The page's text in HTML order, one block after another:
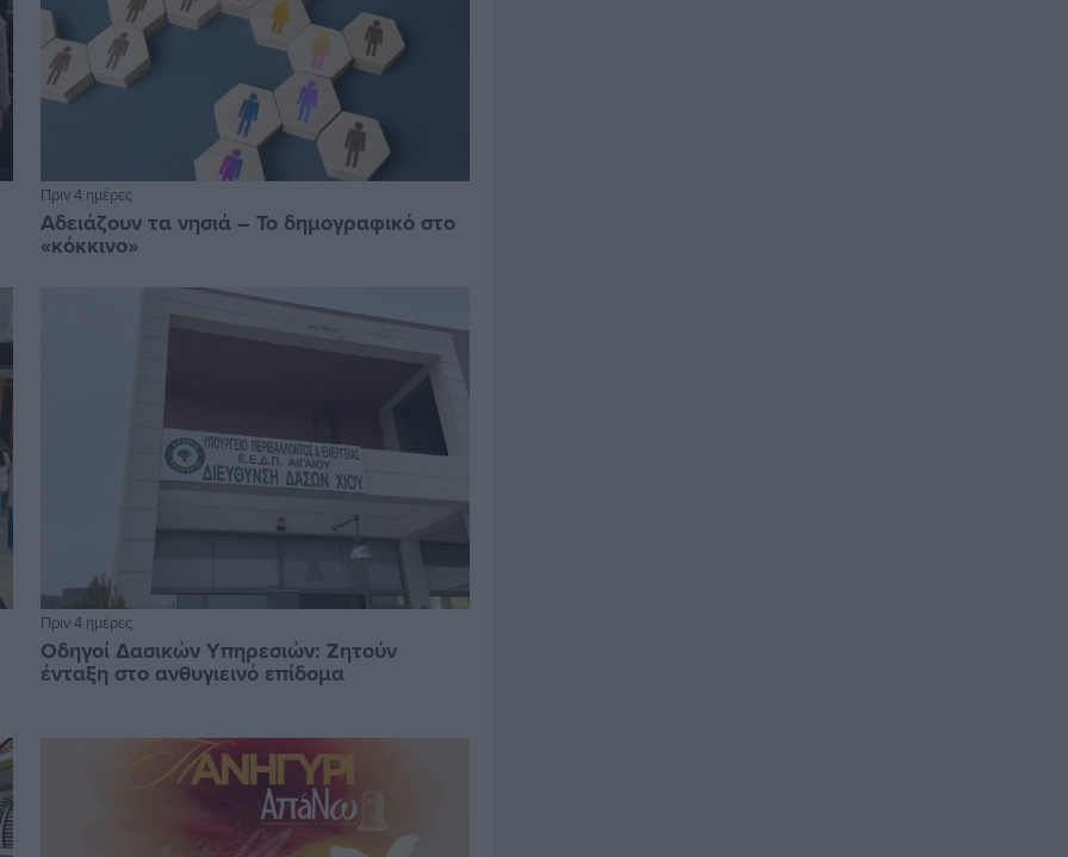
Πριν 4 ημέρες
Αδειάζουν τα νησιά – Το δημογραφικό στο
«κόκκινο»
Πριν 4 ημέρες
Οδηγοί Δασικών Υπηρεσιών: Ζητούν
ένταξη στο ανθυγιεινό επίδομα